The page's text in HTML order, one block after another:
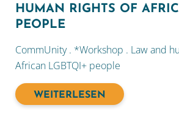
HUMAN RIGHTS OF
PEOPLE
CommUnity . *Workshop . Law and
African LGBTQI+ people
WEITERLESEN